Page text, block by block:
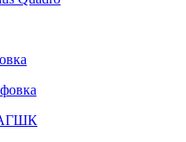
АГШК